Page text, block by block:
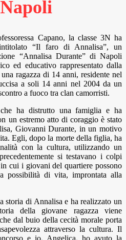
Capano, la classe 3N ha
“Il faro di Annalisa”, un
“Annalisa Durante” di Napoli
ed educativo rappresentato dalla
ragazza di 14 anni, residente nel
a soli 14 anni nel 2004 da un
a fuoco tra clan camorristi.
ha distrutto una famiglia e ha
un estremo atto di coraggio è stato
Giovanni Durante, in un motivo
Egli, dopo la morte della figlia, ha
con la cultura, utilizzando un
si testavano i colpi
cui i giovani del quartiere possono
possibilità di vita, improntata alla
storia di Annalisa e ha realizzato un
della giovane ragazza viene
dal buio della cecità morale porta
attraverso la cultura. Il
e io, Angelica, ho avuto la